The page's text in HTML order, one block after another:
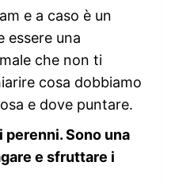
e a caso è un
essere una
che non ti
cosa dobbiamo
e dove puntare.
Sono una
e sfruttare i